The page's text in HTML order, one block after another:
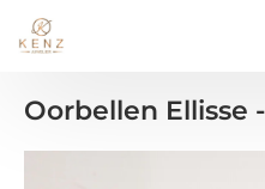
Oorbellen Ellisse